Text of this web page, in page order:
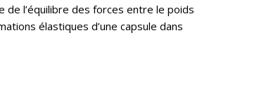
l’équilibre des forces entre le poids
élastiques d’une capsule dans